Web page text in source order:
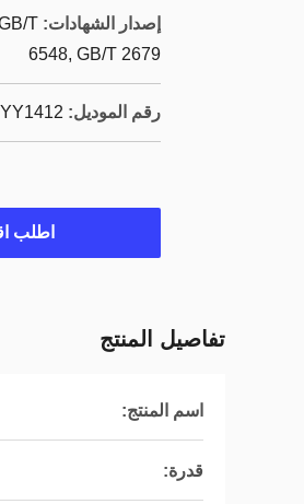
إصدار الشهادات: T
6548, GB/T 2679
رقم الموديل: YY1412
اطلب
تفاصيل المنتج
اسم المنتج:
قدرة: